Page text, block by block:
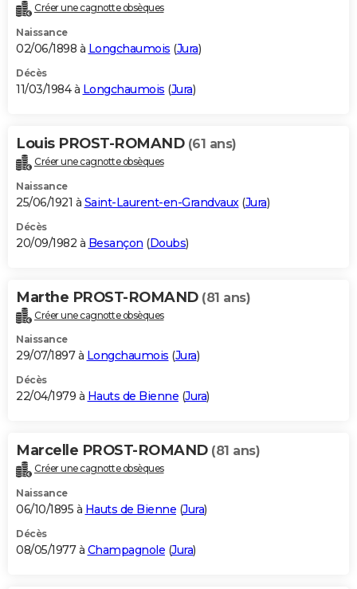
Créer une cagnotte obsèques
Naissance
02/06/1898 à Longchaumois (Jura)
Décès
11/03/1984 à Longchaumois (Jura)
Louis PROST-ROMAND (61 ans)
Créer une cagnotte obsèques
Naissance
25/06/1921 à Saint-Laurent-en-Grandvaux (Jura)
Décès
20/09/1982 à Besançon (Doubs)
Marthe PROST-ROMAND (81 ans)
Créer une cagnotte obsèques
Naissance
29/07/1897 à Longchaumois (Jura)
Décès
22/04/1979 à Hauts de Bienne (Jura)
Marcelle PROST-ROMAND (81 ans)
Créer une cagnotte obsèques
Naissance
06/10/1895 à Hauts de Bienne (Jura)
Décès
08/05/1977 à Champagnole (Jura)